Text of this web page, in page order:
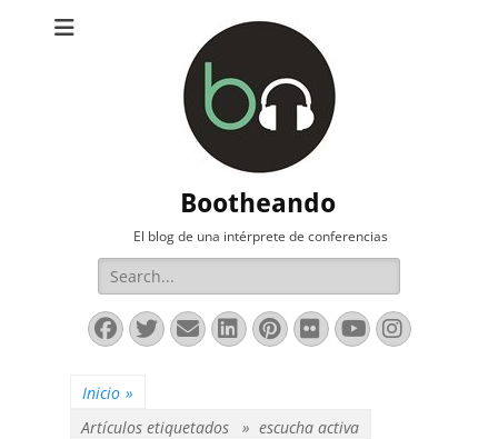
Bootheando
El blog de una intérprete de conferencias
Buscar:
Facebook
Twitter
Correo
electrónico
LinkedIn
Pinterest
FlickrYouTube
Inicio »
Artículos etiquetados » escucha activa